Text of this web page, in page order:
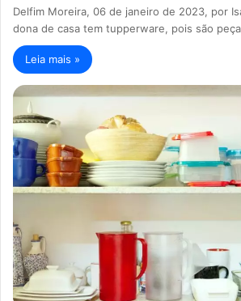
Delfim Moreira, 06 de janeiro de 2023, por
dona de casa tem tupperware, pois são
Leia mais »